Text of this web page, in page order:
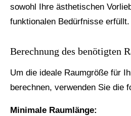
sowohl Ihre ästhetischen
funktionalen Bedürfnisse erfüllt.
Berechnung des benötigten
Um die ideale Raumgröße für
berechnen, verwenden Sie die
Minimale Raumlänge: